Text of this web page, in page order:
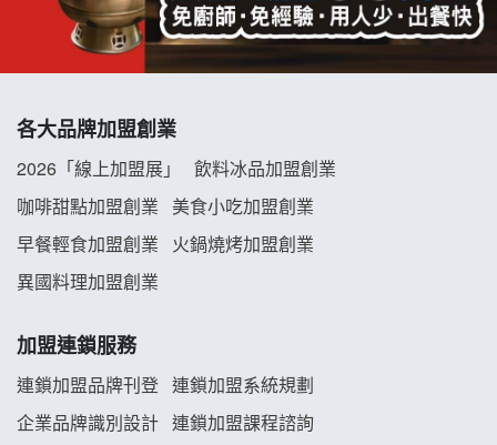
冬城門加盟說明會
龍涎居好湯加盟說明會
舒油頭加盟說明會
義氣豐發雞加盟說明會
Mr.Wish加盟說明會
各大品牌加盟創業
2026「線上加盟展」
飲料冰品加盟創業
咖啡甜點加盟創業
美食小吃加盟創業
早餐輕食加盟創業
火鍋燒烤加盟創業
異國料理加盟創業
加盟連鎖服務
連鎖加盟品牌刊登 連鎖加盟系統規劃
企業品牌識別設計 連鎖加盟課程諮詢